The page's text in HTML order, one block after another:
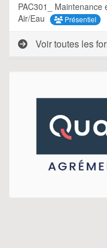
PAC301_
Air/Eau
Présentiel
Voir toutes les